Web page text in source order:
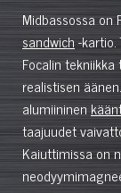
Midbassossa
sandwich-
Focalin
realistisen
alumiininen
taajuudet
Kaiuttimissa on